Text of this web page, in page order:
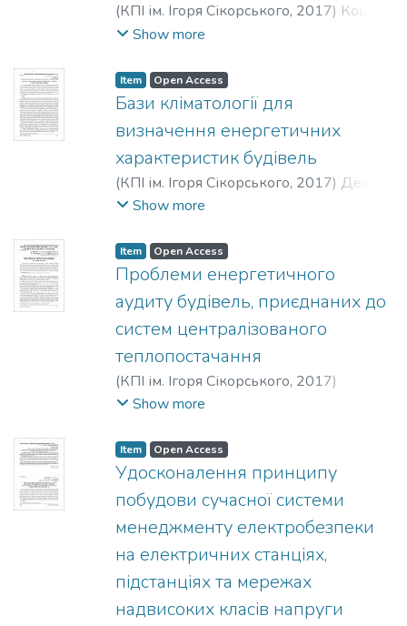
(КПІ ім. Ігоря Сікорського, 2017) Коцар,
О. В.;Kotsar, O.
Show more
Item Open Access
Бази кліматології для
визначення енергетичних
характеристик будівель
(КПІ ім. Ігоря Сікорського, 2017) Дешко,
Валерій Іванович
Deshko, Valerii Ivanovych
Yuriivna;Hetmanchuk, Hanna Oleksandrivna
Дешко, Валерий Иванович
Инна Юрьевна;Гетманчук, Анна
Александровна
Show more
Item Open Access
Проблеми енергетичного
аудиту будівель, приєднаних до
систем централізованого
теплопостачання
(КПІ ім. Ігоря Сікорського, 2017)
Маліновський, Антон Антонович
Покровський, Костянтин Борисович
Музичак, Андрій Зіновійович;
Malinovski, Anton Antonovych
Volodymyr Hryhorovych; Pokrovskyi,
Kostiantyn Borysovych;Muzychak, Andrii
Zinoviiovych;Малиновский, Антон
Антонович;Турковский, Владимир
Покровский, Константин
Борисович ;Музычак, Андрей
Show more
Item Open Access
Удосконалення принципу
побудови сучасної системи
менеджменту електробезпеки
на електричних станціях,
підстанціях та мережах
надвисоких класів напруги